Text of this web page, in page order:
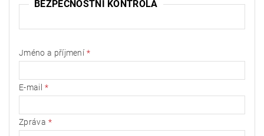
BEZPEČNOSTNÍ KONTROLA
Jméno a příjmení
E-mail
Zpráva